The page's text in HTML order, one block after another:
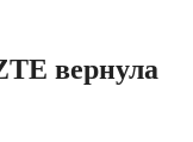
вернула